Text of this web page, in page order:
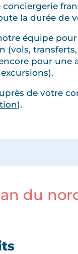
la durée de
équipe
(vols,
pour une
de votre
).
du